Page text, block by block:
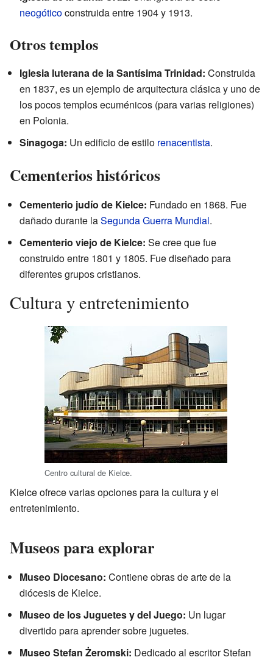
neogóticoconstruida entre 1904 y 1913.
Otros templos
Iglesia luterana de la Santísima Trinidad: Construida
en 1837, es un ejemplo de arquitectura clásica y uno de
los pocos templos ecuménicos (para varias religiones)
en Polonia.
Sinagoga: Un edificio de estilo renacentista.
Cementerios históricos
Cementerio judío de Kielce: Fundado en 1868. Fue
dañado durante laSegunda Guerra Mundial.
Cementerio viejo de Kielce: Se cree que fue
construido entre 1801 y 1805. Fue diseñado para
diferentes grupos cristianos.
Cultura y entretenimiento
Centro cultural de Kielce.
Kielce ofrece varias opciones para la cultura y el
entretenimiento.
Museos para explorar
Museo Diocesano: Contiene obras de arte de la
diócesis de Kielce.
Museo de los Juguetes y del Juego: Un lugar
divertido para aprender sobre juguetes.
Museo Stefan Żeromski: Dedicado al escritor Stefan